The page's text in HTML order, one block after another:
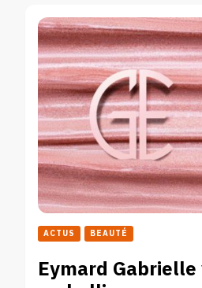
ACTUS BEAUTÉ
Eymard Gabrielle